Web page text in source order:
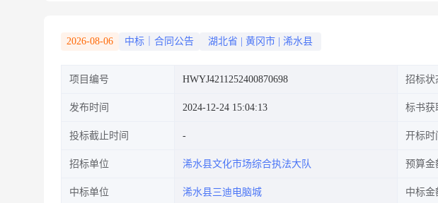
2026-08-06 中标｜合同公告 湖北省 黄冈市 浠水县
项目编号 HWYJ4211252400870698 招标状
发布时间 2024-12-24 15:04:13 标书获
投标截止时间 开标时
招标单位 浠水县文化市场综合执法大队 预算金
中标单位 浠水县三迪电脑城 中标金